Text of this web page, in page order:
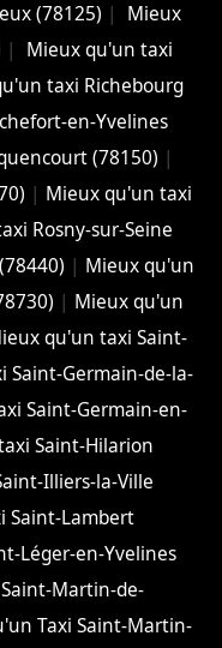
(78125) |
Mieux
|
Mieux qu'un taxi
taxi Richebourg
en-Yvelines
(78150) |
| Mieux qu'un taxi
Rosny-sur-Seine
| Mieux qu'un
| Mieux qu'un
qu'un taxi Saint-
Saint-Germain-de-la-
Saint-Germain-en-
Saint-Hilarion
Illiers-la-Ville
Saint-Lambert
Léger-en-Yvelines
Martin-de-
Taxi Saint-Martin-